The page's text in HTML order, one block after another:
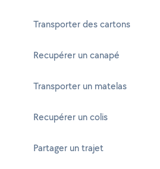
Transporter des cartons
Recupérer un canapé
Transporter un matelas
Recupérer un colis
Partager un trajet